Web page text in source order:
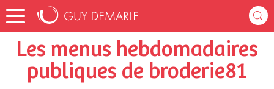
Accueil broderie81 Menus Hebdomadaires
Les menus hebdomadaires
publiques de broderie81